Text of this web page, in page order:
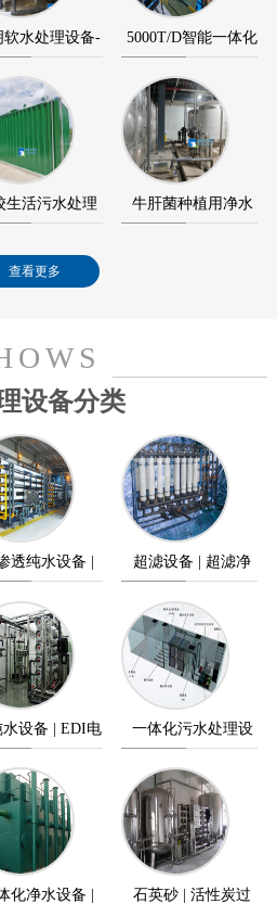
软水处理设备-
水设备-软水…
5000T/D智能一体化
净水设备（净水…
生活污水处理
体…
牛肝菌种植用净水
查看更多
设备分类
透纯水设备 |
纯水设备
超滤设备 | 超滤净
水设备
水设备 | EDI电
除盐设备
一体化污水处理设
备 | 污水处理设备
化净水设备 | 石英砂 | 活性炭过